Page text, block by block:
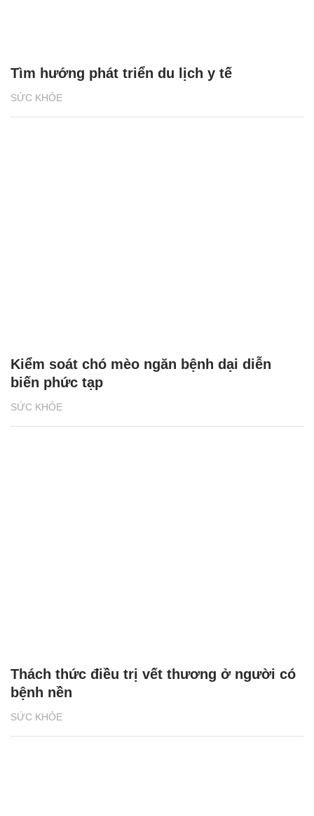
SỨC KHỎE
Tìm hướng phát triển du lịch y tế
SỨC KHỎE
Kiểm soát chó mèo ngăn bệnh dại diễn
biến phức tạp
SỨC KHỎE
Thách thức điều trị vết thương ở người có
bệnh nền